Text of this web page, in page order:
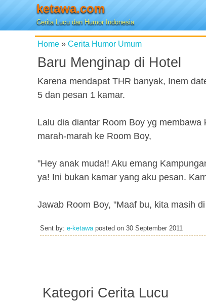
ketawa.com
Cerita Lucu dan Humor Indonesia
Home » Cerita Humor Umum
Baru Menginap di Hotel
Karena mendapat THR banyak, Inem
5 dan pesan 1 kamar.
Lalu dia diantar Room Boy yg
marah-marah ke Room Boy,
"Hey anak muda!! Aku emang
ya! Ini bukan kamar yang aku pesan.
Jawab Room Boy, "Maaf bu, kita masih
Sent by: e-ketawaposted on 30 September 2011
Kategori Cerita Lucu